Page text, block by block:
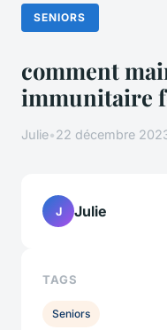
SENIORS
comment
immunitaire
Julie•22 décembre
J Julie
TAGS
Seniors